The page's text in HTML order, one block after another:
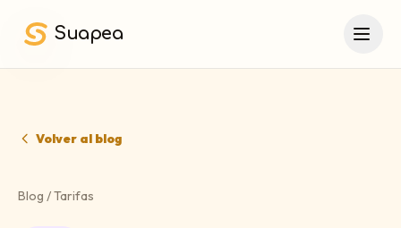
Suapea
Volver al blog
Blog /Tarifas